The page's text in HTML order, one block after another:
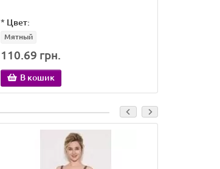
* Цвет:
Мятный
110.69 грн.
В кошик